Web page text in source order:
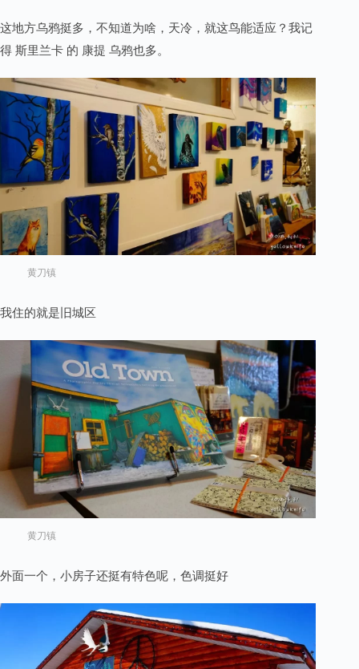
这地方乌鸦挺多，不知道为啥，天冷，就这鸟能适应？我记
得 斯里兰卡 的 康提 乌鸦也多。
黄刀镇
我住的就是旧城区
黄刀镇
外面一个，小房子还挺有特色呢，色调挺好